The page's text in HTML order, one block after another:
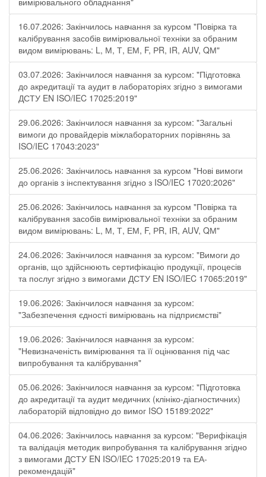
16.07.2026: Закінчилось навчання за курсом "Повірка та
калібрування засобів вимірювальної техніки за обраним
видом вимірювань: L, М, Т, ЕМ, F, РR, ІR, АUV, QМ"
03.07.2026: Закінчилося навчання за курсом: "Підготовка
до акредитації та аудит в лабораторіях згідно з вимогами
ДСТУ EN ISO/IEC 17025:2019"
29.06.2026: Закінчилося навчання за курсом: "Загальні
вимоги до провайдерів міжлабораторних порівнянь за
ISO/IEC 17043:2023"
25.06.2026: Закінчилось навчання за курсом "Нові вимоги
до органів з інспектування згідно з ISO/IEC 17020:2026"
25.06.2026: Закінчилось навчання за курсом "Повірка та
калібрування засобів вимірювальної техніки за обраним
видом вимірювань: L, М, Т, ЕМ, F, РR, ІR, АUV, QМ"
24.06.2026: Закінчилося навчання за курсом: "Вимоги до
органів, що здійснюють сертифікацію продукції, процесів
та послуг згідно з вимогами ДСТУ EN ISO/IEC 17065:2019"
19.06.2026: Закінчилося навчання за курсом:
"Забезпечення єдності вимірювань на підприємстві"
19.06.2026: Закінчилося навчання за курсом:
"Невизначеність вимірювання та її оцінювання під час
випробування та калібрування"
05.06.2026: Закінчилося навчання за курсом: "Підготовка
до акредитації та аудит медичних (клініко-діагностичних)
лабораторій відповідно до вимог ISO 15189:2022"
04.06.2026: Закінчилось навчання за курсом: "Верифікація
та валідація методик випробування та калібрування згідно
з вимогами ДСТУ EN ISO/IEC 17025:2019 та ЕА-
рекомендацій"